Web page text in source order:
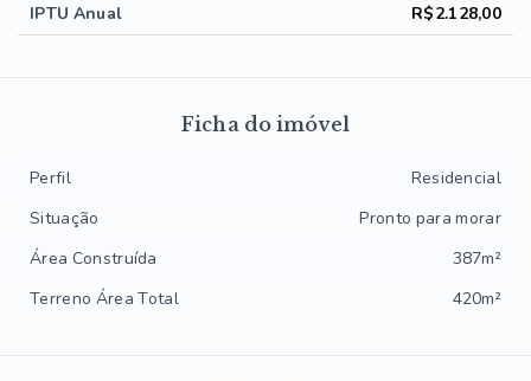
IPTU Anual
R$2.128,00
Ficha do imóvel
Perfil
Residencial
Situação
Pronto para morar
Área Construída
387m²
Terreno Área Total
420m²